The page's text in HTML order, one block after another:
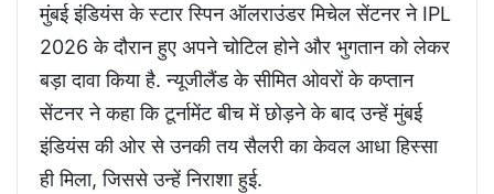
मुंबई इंडियंस के स्टार स्पिन ऑलराउंडर मिचेल सेंटनर ने IPL
2026 के दौरान हुए अपने चोटिल होने और भुगतान को लेकर
बड़ा दावा किया है. न्यूजीलैंड के सीमित ओवरों के कप्तान
सेंटनर ने कहा कि टूर्नामेंट बीच में छोड़ने के बाद उन्हें मुंबई
इंडियंस की ओर से उनकी तय सैलरी का केवल आधा हिस्सा
ही मिला, जिससे उन्हें निराशा हुई.